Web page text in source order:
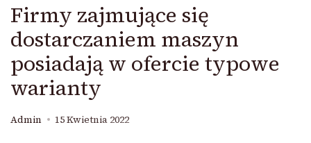
Firmy zajmujące się
dostarczaniem maszyn
posiadają w ofercie typowe
warianty
Admin 15 Kwietnia 2022